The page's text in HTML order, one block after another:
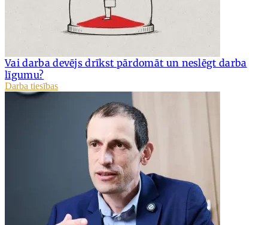
Vai darba devējs drīkst pārdomāt un neslēgt darba
līgumu?
Darba tiesības